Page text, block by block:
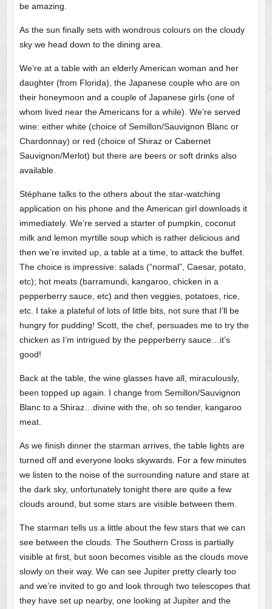
be amazing.
As the sun finally sets with wondrous colours on the cloudy
sky we head down to the dining area.
We’re at a table with an elderly American woman and her
daughter (from Florida), the Japanese couple who are on
their honeymoon and a couple of Japanese girls (one of
whom lived near the Americans for a while). We’re served
wine: either white (choice of Semillon/Sauvignon Blanc or
Chardonnay) or red (choice of Shiraz or Cabernet
Sauvignon/Merlot) but there are beers or soft drinks also
available.
Stéphane talks to the others about the star-watching
application on his phone and the American girl downloads it
immediately. We’re served a starter of pumpkin, coconut
milk and lemon myrtille soup which is rather delicious and
then we’re invited up, a table at a time, to attack the buffet.
The choice is impressive: salads (“normal”, Caesar, potato,
etc); hot meats (barramundi, kangaroo, chicken in a
pepperberry sauce, etc) and then veggies, potatoes, rice,
etc. I take a plateful of lots of little bits, not sure that I’ll be
hungry for pudding! Scott, the chef, persuades me to try the
chicken as I’m intrigued by the pepperberry sauce…it’s
good!
Back at the table, the wine glasses have all, miraculously,
been topped up again. I change from Semillon/Sauvignon
Blanc to a Shiraz…divine with the, oh so tender, kangaroo
meat.
As we finish dinner the starman arrives, the table lights are
turned off and everyone looks skywards. For a few minutes
we listen to the noise of the surrounding nature and stare at
the dark sky, unfortunately tonight there are quite a few
clouds around, but some stars are visible between them.
The starman tells us a little about the few stars that we can
see between the clouds. The Southern Cross is partially
visible at first, but soon becomes visible as the clouds move
slowly on their way. We can see Jupiter pretty clearly too
and we’re invited to go and look through two telescopes that
they have set up nearby, one looking at Jupiter and the